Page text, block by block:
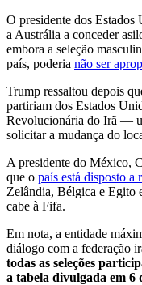
O presidente dos
a Austrália a conceder
embora a seleção
país, poderia não ser
Trump ressaltou depois
partiriam dos Estados
Revolucionária do Irã —
solicitar a mudança do
A presidente do México,
que o país está disposto a
Zelândia, Bélgica e Egito
cabe à Fifa.
Em nota, a entidade
diálogo com a federação
todas as seleções
a tabela divulgada em 6